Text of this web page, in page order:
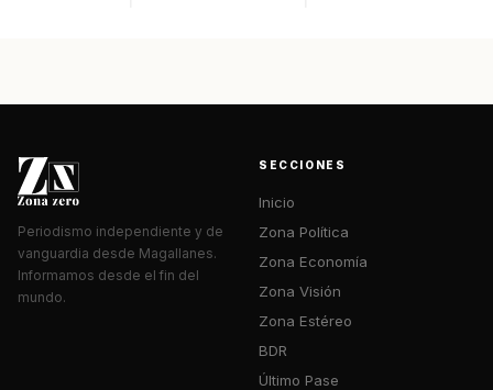
Periodismo independiente y de
vanguardia desde Magallanes.
Informamos desde el fin del
mundo.
SECCIONES
Inicio
Zona Política
Zona Economía
Zona Visión
Zona Estéreo
BDR
Último Pase